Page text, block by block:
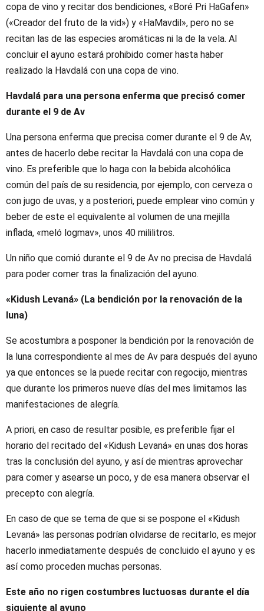
copa de vino y recitar dos bendiciones, «Boré Pri HaGafen»
(«Creador del fruto de la vid») y «HaMavdil», pero no se
recitan las de las especies aromáticas ni la de la vela. Al
concluir el ayuno estará prohibido comer hasta haber
realizado la Havdalá con una copa de vino.
Havdalá para una persona enferma que precisó comer
durante el 9 de Av
Una persona enferma que precisa comer durante el 9 de Av,
antes de hacerlo debe recitar la Havdalá con una copa de
vino. Es preferible que lo haga con la bebida alcohólica
común del país de su residencia, por ejemplo, con cerveza o
con jugo de uvas, y a posteriori, puede emplear vino común y
beber de este el equivalente al volumen de una mejilla
inflada, «meló logmav», unos 40 mililitros.
Un niño que comió durante el 9 de Av no precisa de Havdalá
para poder comer tras la finalización del ayuno.
«Kidush Levaná» (La bendición por la renovación de la
luna)
Se acostumbra a posponer la bendición por la renovación de
la luna correspondiente al mes de Av para después del ayuno
ya que entonces se la puede recitar con regocijo, mientras
que durante los primeros nueve días del mes limitamos las
manifestaciones de alegría.
A priori, en caso de resultar posible, es preferible fijar el
horario del recitado del «Kidush Levaná» en unas dos horas
tras la conclusión del ayuno, y así de mientras aprovechar
para comer y asearse un poco, y de esa manera observar el
precepto con alegría.
En caso de que se tema de que si se pospone el «Kidush
Levaná» las personas podrían olvidarse de recitarlo, es mejor
hacerlo inmediatamente después de concluido el ayuno y es
así como proceden muchas personas.
Este año no rigen costumbres luctuosas durante el día
siguiente al ayuno